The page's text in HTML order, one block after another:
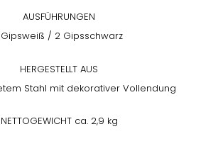
AUSFÜHRUNGEN
Gipsweiß / 2 Gipsschwarz
HERGESTELLT AUS
Stahl mit dekorativer Vollendung
NETTOGEWICHT ca. 2,9 kg